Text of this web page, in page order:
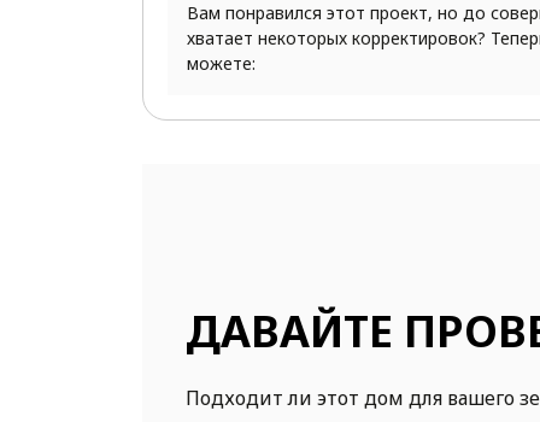
Вам понравился этот проект, но до
хватает некоторых корректировок?
можете:
ДАВАЙТЕ
Подходит ли этот дом для вашего